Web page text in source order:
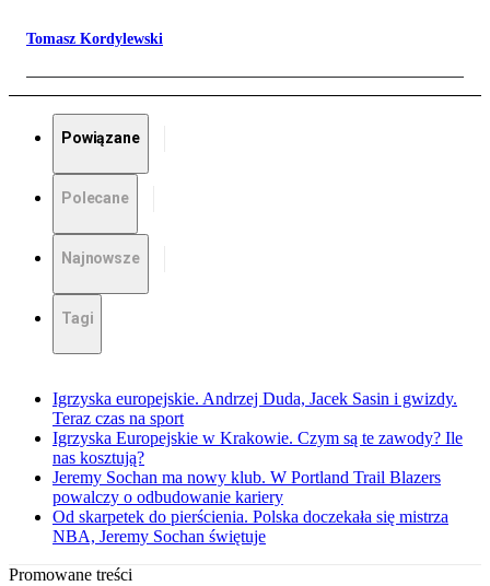
Tomasz Kordylewski
Powiązane
Polecane
Najnowsze
Tagi
Igrzyska europejskie. Andrzej Duda, Jacek Sasin i gwizdy.
Teraz czas na sport
Igrzyska Europejskie w Krakowie. Czym są te zawody? Ile
nas kosztują?
Jeremy Sochan ma nowy klub. W Portland Trail Blazers
powalczy o odbudowanie kariery
Od skarpetek do pierścienia. Polska doczekała się mistrza
NBA, Jeremy Sochan świętuje
Promowane treści